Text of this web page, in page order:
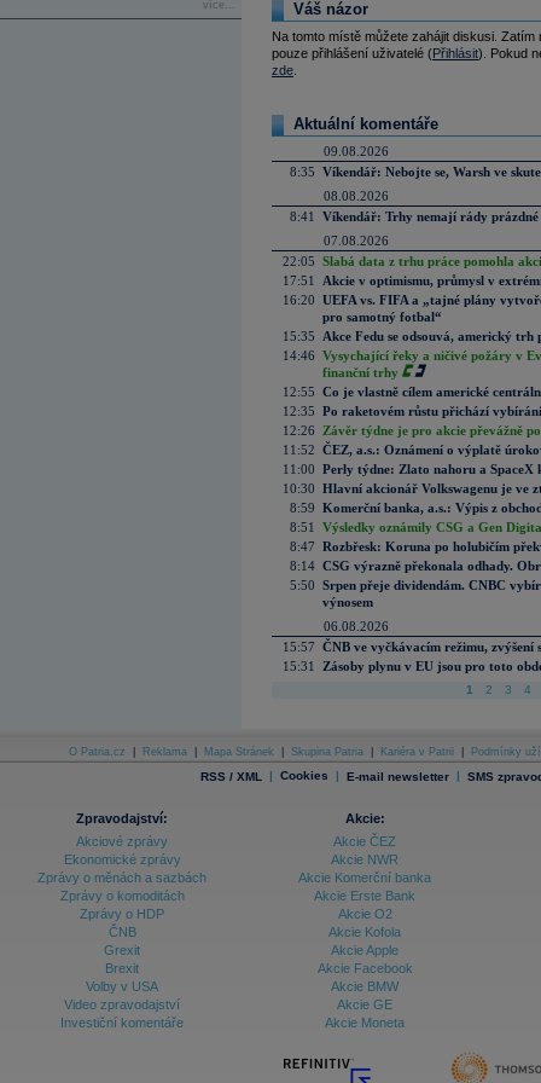
více... Váš názor
Na tomto místě můžete zahájit diskusi.
pouze přihlášení uživatelé (Přihlásit). Pokud
zde
Aktuální komentáře
09.08.2026
8:35 Víkendář: Nebojte se, Warsh ve
08.08.2026
8:41
Víkendář: Trhy nemají rády prázdné
07.08.2026
22:05 Slabá data z trhu práce pomohla
17:51
Akcie v optimismu, průmysl v
16:20 UEFA vs. FIFA a „tajné plány
pro samotný fotbal“
15:35
Akce Fedu se odsouvá, americký
14:46 Vysychající řeky a ničivé požáry v
finanční trhy
12:55 Co je vlastně cílem americké
12:35 Po raketovém růstu přichází
12:26
Závěr týdne je pro akcie převážně
11:52 ČEZ, a.s.: Oznámení o výplatě
11:00 Perly týdne: Zlato nahoru a SpaceX
10:30 Hlavní akcionář Volkswagenu je ve
8:59 Komerční banka, a.s.: Výpis z
8:51
Výsledky oznámily CSG a Gen
8:47 Rozbřesk: Koruna po holubičím
8:14 CSG výrazně překonala odhady.
5:50 Srpen přeje dividendám. CNBC
výnosem
06.08.2026
15:57 ČNB ve vyčkávacím režimu, zvýšení
15:31
Zásoby plynu v EU jsou pro toto
1 2 3 4
O Patria.cz Reklama Mapa Stránek Skupina Patria Kariéra v Patrii Podmínky
RSS / XML | Cookies | E-mail newsletter | SMS
Zpravodajství:
Akciové zprávy
Ekonomické zprávy
Zprávy o měnách a sazbách
Zprávy o komoditách
Zprávy o HDP
ČNB
Grexit
Brexit
Volby v USA
Video zpravodajství
Investiční komentáře
Akcie:
Akcie ČEZ
Akcie NWR
Akcie Komerční banka
Akcie Erste Bank
Akcie O2
Akcie Kofola
Akcie Apple
Akcie Facebook
Akcie BMW
Akcie GE
Akcie Moneta